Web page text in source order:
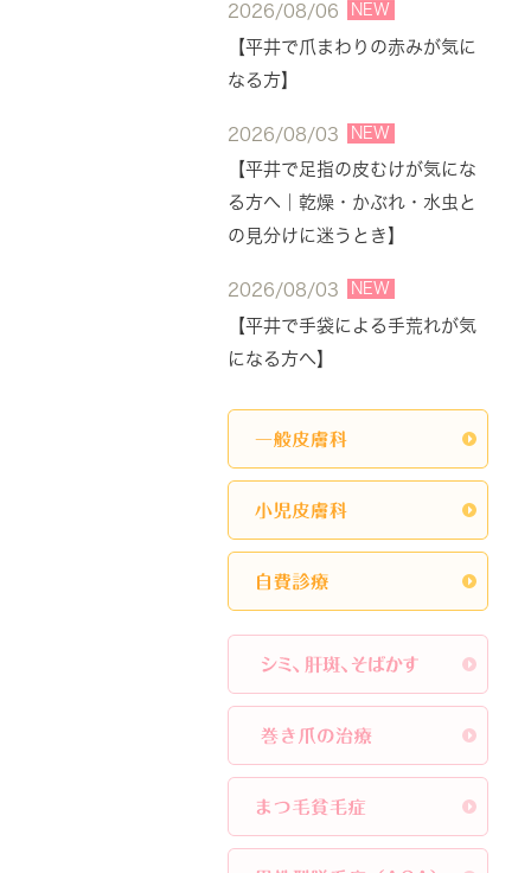
2026/08/06 NEW
【平井で爪まわりの赤みが気に
なる方】
2026/08/03 NEW
【平井で足指の皮むけが気にな
る方へ｜乾燥・かぶれ・水虫と
の見分けに迷うとき】
2026/08/03 NEW
【平井で手袋による手荒れが気
になる方へ】